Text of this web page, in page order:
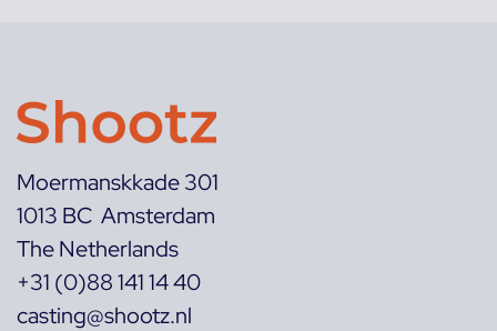
Moermanskkade 301
1013 BC Amsterdam
The Netherlands
+31 (0)88 141 14 40
casting@shootz.nl